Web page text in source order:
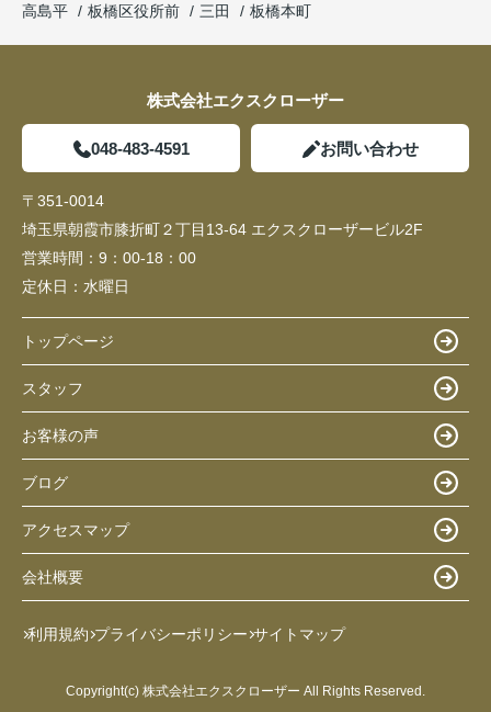
高島平
板橋区役所前 三田 板橋本町
株式会社エクスクローザー
048-483-4591 お問い合わせ
〒351-0014
埼玉県朝霞市膝折町２丁目13-64 エクスクローザービル2F
営業時間： 9：00-18：00
定休日： 水曜日
トップページ
スタッフ
お客様の声
ブログ
アクセスマップ
会社概要
利用規約 プライバシーポリシー サイトマップ
Copyright(c) 株式会社エクスクローザー All Rights Reserved.